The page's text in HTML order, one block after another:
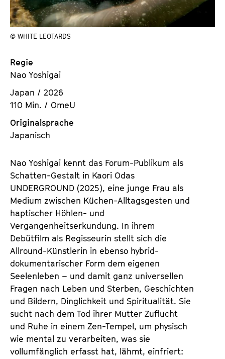
t
u
t
.
V
© WHITE LEOTARDS
Regie
Nao Yoshigai
Japan / 2026
110 Min. / OmeU
Originalsprache
Japanisch
Nao Yoshigai kennt das Forum-Publikum als
Schatten-Gestalt in Kaori Odas
UNDERGROUND (2025), eine junge Frau als
Medium zwischen Küchen-Alltagsgesten und
haptischer Höhlen- und
Vergangenheitserkundung. In ihrem
Debütfilm als Regisseurin stellt sich die
Allround-Künstlerin in ebenso hybrid-
dokumentarischer Form dem eigenen
Seelenleben – und damit ganz universellen
Fragen nach Leben und Sterben, Geschichten
und Bildern, Dinglichkeit und Spiritualität. Sie
sucht nach dem Tod ihrer Mutter Zuflucht
und Ruhe in einem Zen-Tempel, um physisch
wie mental zu verarbeiten, was sie
vollumfänglich erfasst hat, lähmt, einfriert: